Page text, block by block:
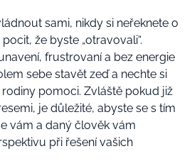
sami, nikdy si neřeknete o
že byste „otravovali“.
frustrovaní a bez energie
sebe stavět zeď a nechte si
pomoci. Zvláště pokud již
je důležité, abyste se s tím
vám a daný člověk vám
při řešení vašich